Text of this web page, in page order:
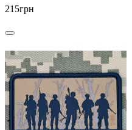
215грн